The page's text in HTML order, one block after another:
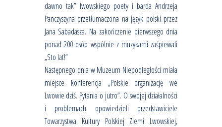
dawno tak” lwowskiego poety i barda Andrzeja
Panczyszyna przetłumaczona na język polski przez
Jana Sabadasza. Na zakończenie pierwszego dnia
ponad 200 osób wspólnie z muzykami zaśpiewali
„Sto lat!”
Następnego dnia w Muzeum Niepodległości miała
miejsce konferencja „Polskie organizację we
Lwowie dziś. Pytania o jutro”. O swojej działalności
i problemach opowiedzieli przedstawiciele
Towarzystwa Kultury Polskiej Ziemi Lwowskiej,